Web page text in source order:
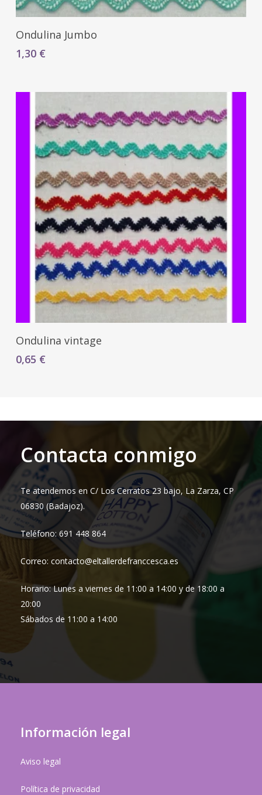
Ondulina Jumbo
1,30 €
Ondulina vintage
0,65 €
Contacta conmigo
Te atendemos en C/ Los Cerratos 23 bajo, La Zarza, CP
06830 (Badajoz).
Teléfono: 691 448 864
Correo: contacto@eltallerdefranccesca.es
Horario: Lunes a viernes de 11:00 a 14:00 y de 18:00 a
20:00
Sábados de 11:00 a 14:00
Información legal
Aviso legal
Política de privacidad